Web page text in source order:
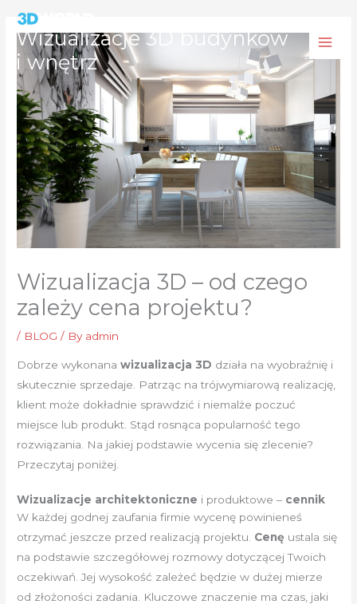
content
Wizualizacje 3D budynków
i wnętrz
Wizualizacja 3D – od czego
zależy cena projektu?
/ BLOG / By admin
Dobrze wykonanawizualizacja 3D działa na wyobraźnię i
skutecznie sprzedaje. Patrząc na trójwymiarową realizację,
klient może dokładnie sprawdzić i niemalże poczuć
miejsce lub produkt. Stąd rosnąca popularność tego
rozwiązania. Na jakiej podstawie wycenia się zlecenie?
Przeczytaj poniżej.
Wizualizacje architektoniczne i produktowe – cennik
W każdej godnej zaufania firmie wycenę powinieneś
otrzymać jeszcze przed realizacją projektu. Cenę ustala się
na podstawie szczegółowej rozmowy dotyczącej Twoich
oczekiwań. Jej wysokość zależeć będzie w dużej mierze
od złożoności zadania. Kluczowe znaczenie ma czas, jaki